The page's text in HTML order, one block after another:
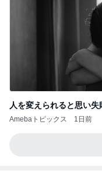
秋野暢子
Amebaトピ
しない